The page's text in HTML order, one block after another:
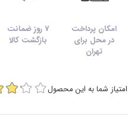
استقامتی و قدرتی می باشد.
روش مصرف آمینو فول 2000 ادوای :
هر وعده 2 عدد مصرف شود.
امکان پرداخت
در محل برای
تهران
7 روز ضمانت
بازگشت کالا
امتیاز شما به این محصول